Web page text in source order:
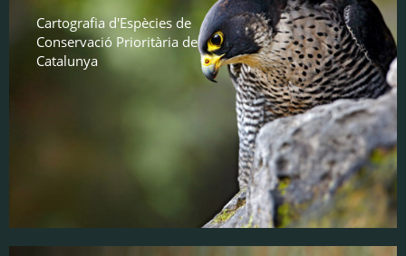
Cartografia d'Espècies de
Conservació Prioritària de
Catalunya